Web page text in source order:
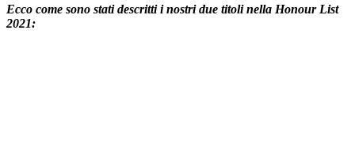
Ecco come sono stati descritti i nostri due titoli nella Honour List
2021: